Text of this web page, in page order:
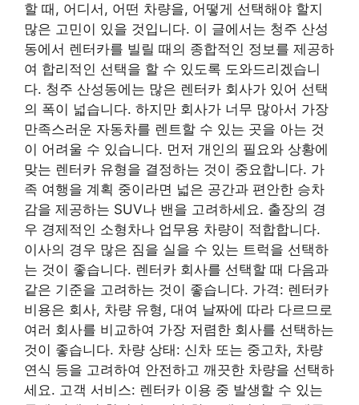
할 때, 어디서, 어떤 차량을, 어떻게 선택해야 할지
많은 고민이 있을 것입니다. 이 글에서는 청주 산성
동에서 렌터카를 빌릴 때의 종합적인 정보를 제공하
여 합리적인 선택을 할 수 있도록 도와드리겠습니
다. 청주 산성동에는 많은 렌터카 회사가 있어 선택
의 폭이 넓습니다. 하지만 회사가 너무 많아서 가장
만족스러운 자동차를 렌트할 수 있는 곳을 아는 것
이 어려울 수 있습니다. 먼저 개인의 필요와 상황에
맞는 렌터카 유형을 결정하는 것이 중요합니다. 가
족 여행을 계획 중이라면 넓은 공간과 편안한 승차
감을 제공하는 SUV나 밴을 고려하세요. 출장의 경
우 경제적인 소형차나 업무용 차량이 적합합니다.
이사의 경우 많은 짐을 실을 수 있는 트럭을 선택하
는 것이 좋습니다. 렌터카 회사를 선택할 때 다음과
같은 기준을 고려하는 것이 좋습니다. 가격: 렌터카
비용은 회사, 차량 유형, 대여 날짜에 따라 다르므로
여러 회사를 비교하여 가장 저렴한 회사를 선택하는
것이 좋습니다. 차량 상태: 신차 또는 중고차, 차량
연식 등을 고려하여 안전하고 깨끗한 차량을 선택하
세요. 고객 서비스: 렌터카 이용 중 발생할 수 있는